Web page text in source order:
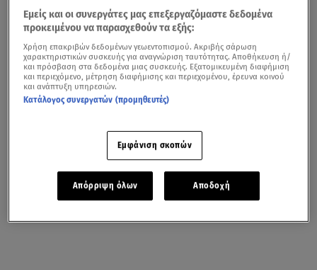
Εμείς και οι συνεργάτες μας επεξεργαζόμαστε δεδομένα
προκειμένου να παρασχεθούν τα εξής:
Χρήση επακριβών δεδομένων γεωεντοπισμού. Ακριβής σάρωση
χαρακτηριστικών συσκευής για αναγνώριση ταυτότητας. Αποθήκευση ή/
και πρόσβαση στα δεδομένα μιας συσκευής. Εξατομικευμένη διαφήμιση
και περιεχόμενο, μέτρηση διαφήμισης και περιεχομένου, έρευνα κοινού
και ανάπτυξη υπηρεσιών.
Κατάλογος συνεργατών (προμηθευτές)
Εμφάνιση σκοπών
Απόρριψη όλων Αποδοχή